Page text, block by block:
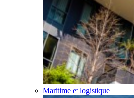
Maritime et logistique